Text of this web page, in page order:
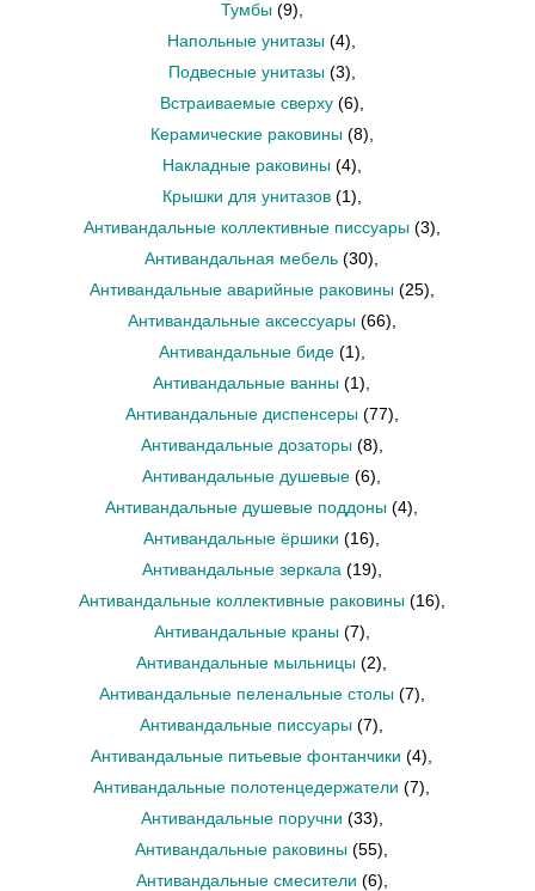
Тумбы (9)
Напольные унитазы (4)
Подвесные унитазы (3)
Встраиваемые сверху (6)
Керамические раковины (8)
Накладные раковины (4)
Крышки для унитазов (1)
Антивандальные коллективные писсуары (3)
Антивандальная мебель (30)
Антивандальные аварийные раковины (25)
Антивандальные аксессуары (66)
Антивандальные биде (1)
Антивандальные ванны (1)
Антивандальные диспенсеры (77)
Антивандальные дозаторы (8)
Антивандальные душевые (6)
Антивандальные душевые поддоны (4)
Антивандальные ёршики (16)
Антивандальные зеркала (19)
Антивандальные коллективные раковины (16)
Антивандальные краны (7)
Антивандальные мыльницы (2)
Антивандальные пеленальные столы (7)
Антивандальные писсуары (7)
Антивандальные питьевые фонтанчики (4)
Антивандальные полотенцедержатели (7)
Антивандальные поручни (33)
Антивандальные раковины (55)
Антивандальные смесители (6)